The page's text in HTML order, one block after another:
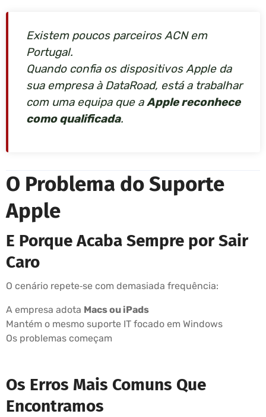
Existem poucos parceiros ACN em
Portugal.
Quando confia os dispositivos Apple da
sua empresa à DataRoad, está a trabalhar
com uma equipa que aApple reconhece
como qualificada.
O Problema do Suporte
Apple
E Porque Acaba Sempre por Sair
Caro
O cenário repete‑se com demasiada frequência:
A empresa adota Macs ou iPads
Mantém o mesmo suporte IT focado em Windows
Os problemas começam
Os Erros Mais Comuns Que
Encontramos